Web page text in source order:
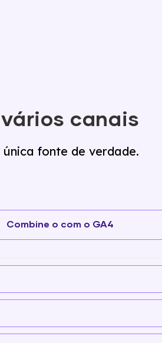
canais
fonte de verdade.
Combine o com o GA4